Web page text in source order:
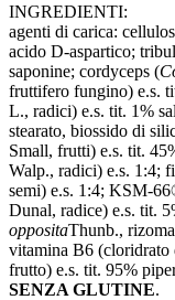
INGREDIENTI:
agenti di carica:
acido D-aspartico;
saponine; cordyceps (
fruttifero fungino) e.s.
L., radici) e.s. tit. 1%
stearato, biossido di
Small, frutti) e.s. tit.
Walp., radici) e.s. 1:4;
semi) e.s. 1:4; KSM-
Dunal, radice) e.s. tit.
oppositaThunb.,
vitamina B6 (cloridrato
frutto) e.s. tit. 95%
SENZA GLUTINE.